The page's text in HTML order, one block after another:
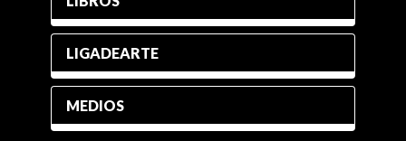
LIGADEARTE
MEDIOS